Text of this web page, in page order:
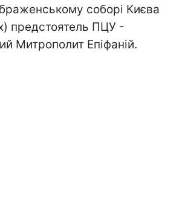
соборі Києва
предстоятель ПЦУ -
Митрополит Епіфаній.